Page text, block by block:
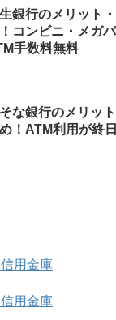
銀行のメリット
コンビニ・メガ
手数料無料
な銀行のメリッ
！ATM利用が終
用金庫
用金庫